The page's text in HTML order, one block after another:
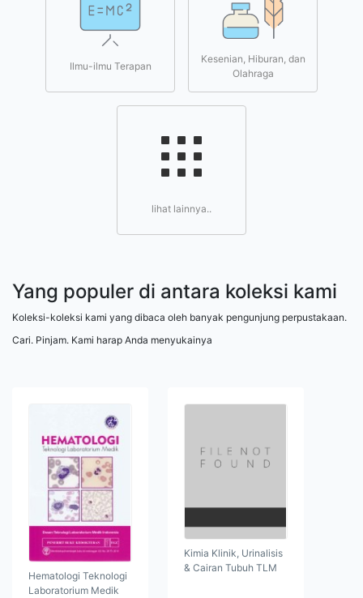
Ilmu-ilmu Terapan
Kesenian, Hiburan, dan
Olahraga
lihat lainnya..
Yang populer di antara koleksi kami
Koleksi-koleksi kami yang dibaca oleh banyak pengunjung perpustakaan.
Cari. Pinjam. Kami harap Anda menyukainya
Hematologi Teknologi
Laboratorium Medik
Kimia Klinik, Urinalisis
& Cairan Tubuh TLM